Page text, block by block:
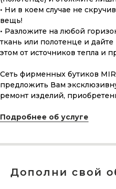
• Ни в коем случае не
вещь!
• Разложите на любой
ткань или полотенце и
этом от источников тепла и
Сеть фирменных бутиков
предложить Вам
ремонт изделий,
Подробнее об услуге
Дополни свой
ПОДАРОЧНАЯ
Что может быть лучше